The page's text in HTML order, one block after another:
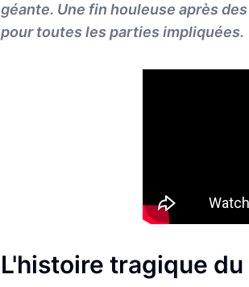
géante. Une fin houleuse après
pour toutes les parties impliquées.
L'histoire tragique